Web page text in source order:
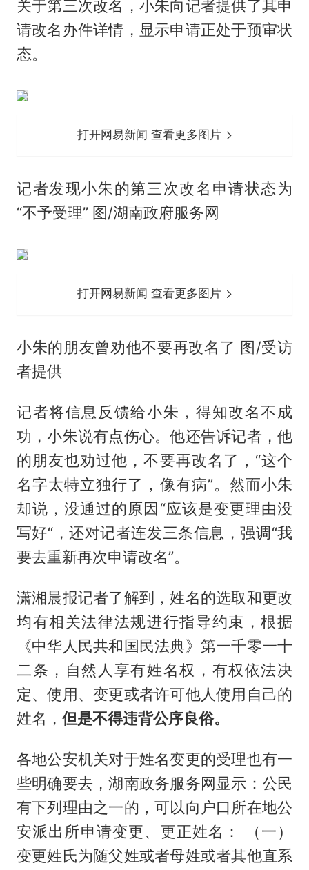
关于第三次改名，小朱向记者提供了其申
请改名办件详情，显示申请正处于预审状
态。
打开网易新闻 查看更多图片
记者发现小朱的第三次改名申请状态为
“不予受理” 图/湖南政府服务网
打开网易新闻 查看更多图片
小朱的朋友曾劝他不要再改名了 图/受访
者提供
记者将信息反馈给小朱，得知改名不成
功，小朱说有点伤心。他还告诉记者，他
的朋友也劝过他，不要再改名了，“这个
名字太特立独行了，像有病”。然而小朱
却说，没通过的原因“应该是变更理由没
写好“，还对记者连发三条信息，强调“我
要去重新再次申请改名”。
潇湘晨报记者了解到，姓名的选取和更改
均有相关法律法规进行指导约束，根据
《中华人民共和国民法典》第一千零一十
二条，自然人享有姓名权，有权依法决
定、使用、变更或者许可他人使用自己的
姓名， 但是不得违背公序良俗。
各地公安机关对于姓名变更的受理也有一
些明确要去，湖南政务服务网显示：公民
有下列理由之一的，可以向户口所在地公
安派出所申请变更、更正姓名： （一）
变更姓氏为随父姓或者母姓或者其他直系